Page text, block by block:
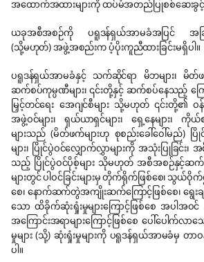
အထောက်အထားများကို ထပ်မံအတည်ပြုစစ်ဆေး
ယခုအစီအစဉ်ကို ပရူဒန်ရှယ်အာမခံအပြင် အ
(သို့မဟုတ်) အဖွဲ့အစည်းက ပံ့ပိုးကူညီထားခြင်းမရှိပါ။
ပရူဒန်ရှယ်အာမခံနှင့် သက်ဆိုင်ရာ မိဘများ၊ မိတ်ဖက်
ဆက်စပ်ကုမ္ပဏီများ၊ ၎င်းတို့နှင့် ဆက်စပ်နေသည့် က
မြှင့်တင်ရေး အေဂျင်စီများ သို့မဟုတ် ၎င်းတို့၏ ဝန်ထ
အဖွဲ့ဝင်များ၊ ရှယ်ယာရှင်များ၊ ရှေ့နေများ၊ ကို
များသည် (မိတ်ဖက်များဟု စုစည်းခေါ်ဝေါ်မည်) ပ
များ၊ ပြိုင်ပွဲဝင်လျှောက်လွှာများကို အသုံးပြုခြင်း
သည့် ပြိုင်ပွဲဝင်ပိုစ့်များ သိုမဟုတ် အစီအစဉ်နှင့်ဆက်
များတွင် ပါဝင်ခြင်းများမှ တိုက်ရိုက်ဖြစ်စေ၊ သွယ်
စေ၊ နောက်ဆက်တွဲအကျိုးဆက်ကြောင့်ဖြစ်စေ၊ ရွေ
သော ထိခိုက်ဆုံးရှုံးမှုများကြောင့်ဖြစ်စေ အပါအဝင်
အကြောင်းအရာများကြောင့်ဖြစ်စေ ပေါ်ပေါက်
မှုများ (သို့) ဆုံးရှုံးမှုများကို ပရူဒန်ရှယ်အာမခံမှ တ
ပါ။